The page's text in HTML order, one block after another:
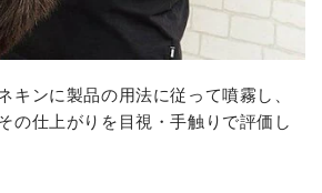
キンに製品の用法に従って噴霧し、
の仕上がりを目視・手触りで評価し